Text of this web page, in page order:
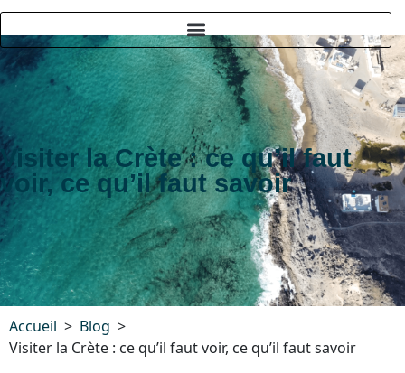
Visiter la Crète : ce qu’il faut
voir, ce qu’il faut savoir
Accueil
Blog
Visiter la Crète : ce qu’il faut voir, ce qu’il faut savoir